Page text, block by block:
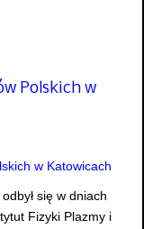
Polskich w
się w dniach
Fizyki Plazmy i